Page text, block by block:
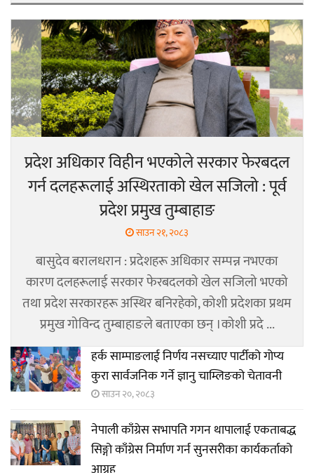
प्रदेश अधिकार विहीन भएकोले सरकार फेरबदल
गर्न दलहरूलाई अस्थिरताको खेल सजिलो : पूर्व
प्रदेश प्रमुख तुम्बाहाङ
साउन २१, २०८३
बासुदेव बरालधरान : प्रदेशहरू अधिकार सम्पन्न नभएका
कारण दलहरूलाई सरकार फेरबदलको खेल सजिलो भएको
तथा प्रदेश सरकारहरू अस्थिर बनिरहेको, कोशी प्रदेशका प्रथम
प्रमुख गोविन्द तुम्बाहाङले बताएका छन् ।कोशी प्रदे ...
हर्क साम्पाङलाई निर्णय नसच्याए पार्टीको गोप्य
कुरा सार्वजनिक गर्ने ज्ञानु चाम्लिङको चेतावनी
साउन २०, २०८३
नेपाली काँग्रेस सभापति गगन थापालाई एकताबद्ध
सिङ्गो काँग्रेस निर्माण गर्न सुनसरीका कार्यकर्ताको